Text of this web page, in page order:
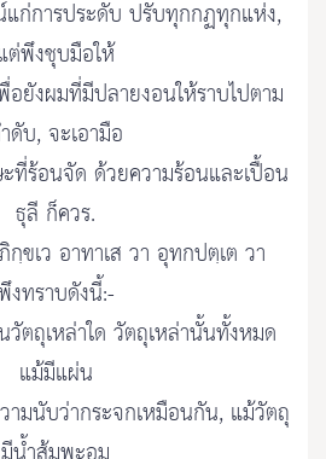
แก่การประดับ ปรับทุกกฏทุกแห่ง,
ต่พึงชุบมือให้
อยังผมที่มีปลายงอนให้ราบไปตาม
ดับ, จะเอามือ
ที่ร้อนจัด ด้วยความร้อนและเปื้อน
ธุลี ก็ควร.
ขเว อาทาเส วา อุทกปตฺเต วา
งทราบดังนี้:-
วัตถุเหล่าใด วัตถุเหล่านั้นทั้งหมด
แม้มีแผ่น
มนับว่ากระจกเหมือนกัน, แม้วัตถุ